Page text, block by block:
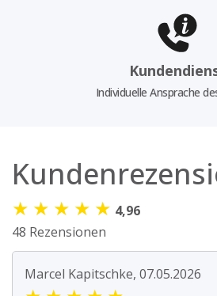
Individuelle Ansprache
★ ★ ★ ★ ★ 4,96
48 Rezensionen
Marcel Kapitschke, 07.05.2026